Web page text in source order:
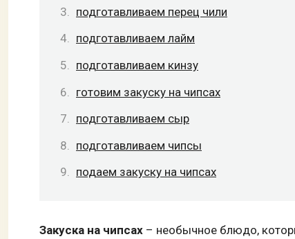
подготавливаем перец чили
подготавливаем лайм
подготавливаем кинзу
готовим закуску на чипсах
подготавливаем сыр
подготавливаем чипсы
подаем закуску на чипсах
Закуска на чипсах – необычное блюдо,